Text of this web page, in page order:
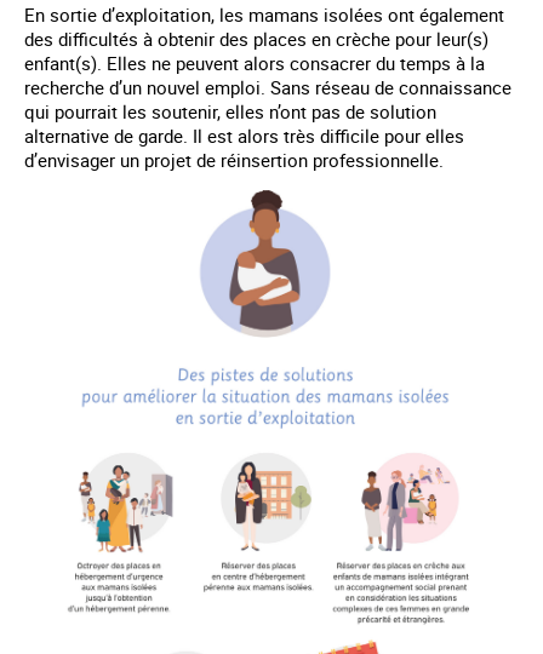
En sortie d’exploitation, les mamans isolées ont également
des difficultés à obtenir des places en crèche pour leur(s)
enfant(s). Elles ne peuvent alors consacrer du temps à la
recherche d’un nouvel emploi. Sans réseau de connaissance
qui pourrait les soutenir, elles n’ont pas de solution
alternative de garde. Il est alors très difficile pour elles
d’envisager un projet de réinsertion professionnelle.